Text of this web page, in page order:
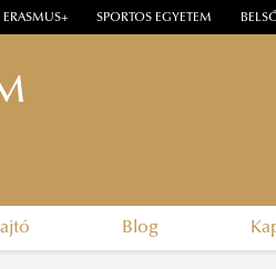
ERASMUS+ SPORTOS EGYETEM
Blog